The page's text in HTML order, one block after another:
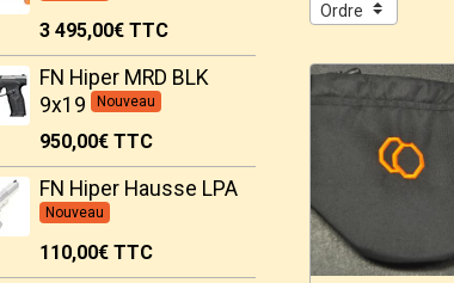
3 495,00€TTC
FN Hiper MRD BLK
9x19 Nouveau
950,00€TTC
FN Hiper Hausse LPA
Nouveau
110,00€TTC